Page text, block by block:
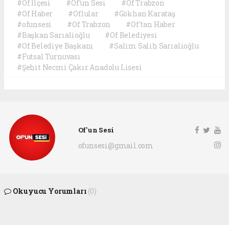
#Of İlçesi #Of'un Sesi
#Of Trabzon
#Of Haber
#Oflular
#Gökhan Karataş
#ofunsesi
#Of Trabzon
#Of'tan Haber
#Başkan Sarıalioğlu
#Of Belediyesi
#Of Belediye Başkanı
#Salim Salih Sarıalioğlu
#Futsal Turnuvası
#Şehit Necmi Çakır Anadolu Lisesi
Of'un Sesi
ofunsesi@gmail.com
Okuyucu Yorumları (0)